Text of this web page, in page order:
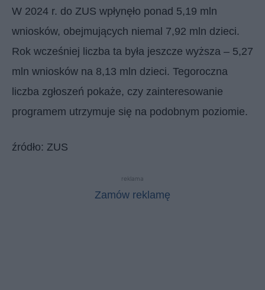
W 2024 r. do ZUS wpłynęło ponad 5,19 mln
wniosków, obejmujących niemal 7,92 mln dzieci.
Rok wcześniej liczba ta była jeszcze wyższa – 5,27
mln wniosków na 8,13 mln dzieci. Tegoroczna
liczba zgłoszeń pokaże, czy zainteresowanie
programem utrzymuje się na podobnym poziomie.
źródło: ZUS
reklama
Zamów reklamę